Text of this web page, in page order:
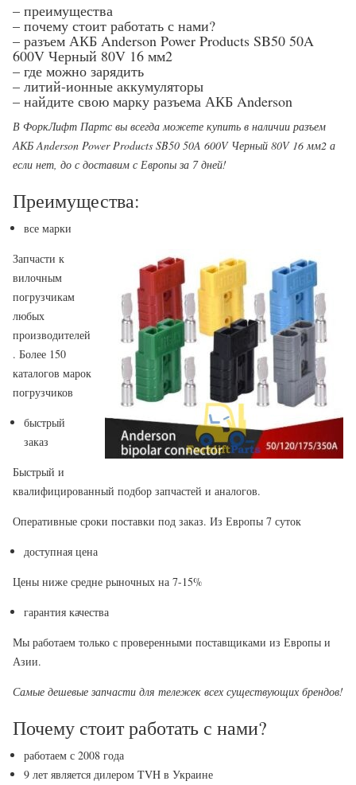
– преимущества
– почему стоит работать с нами?
– разъем АКБ Anderson Power Products SB50 50A
600V Черный 80V 16 мм2
– где можно зарядить
– литий-ионные аккумуляторы
– найдите свою марку разъема АКБ Anderson
В ФоркЛифт Партс вы всегда можете купить в наличии разъем
АКБ Anderson Power Products SB50 50A 600V Черный 80V 16 мм2 а
если нет, до с доставим с Европы за 7 дней!
Преимущества:
все марки
Запчасти к
вилочным
погрузчикам
любых
производителей
. Более 150
каталогов марок
погрузчиков
быстрый
заказ
Быстрый и
квалифицированный подбор запчастей и аналогов.
Оперативные сроки поставки под заказ. Из Европы 7 суток
доступная цена
Цены ниже средне рыночных на 7-15%
гарантия качества
Мы работаем только с проверенными поставщиками из Европы и
Азии.
Самые дешевые запчасти для тележек всех существующих брендов!
Почему стоит работать с нами?
работаем с 2008 года
9 лет является дилером TVH в Украине